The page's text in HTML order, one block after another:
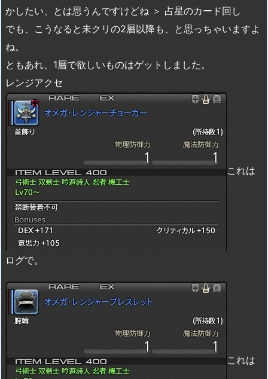
かしたい、とは思うんですけどね ＞ 占星のカード回し
でも、こうなると未クリの2層以降も、と思っちゃいますよ
ね。
ともあれ、1層で欲しいものはゲットしました。
レンジアクセ
これは
ログで。
これは